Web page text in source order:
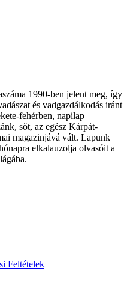
1990-ben jelent meg, így
és vadgazdálkodás iránt
fehérben, napilap
sőt, az egész Kárpát-
magazinjává vált. Lapunk
elkalauzolja olvasóit a
Feltételek